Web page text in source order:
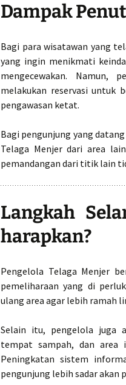
Dampak
Bagi para wisatawan yang
yang ingin menikmati
mengecewakan. Namun,
melakukan reservasi untuk
pengawasan ketat.
Bagi pengunjung yang
Telaga Menjer dari area
pemandangan dari titik lain
Langkah
harapkan?
Pengelola Telaga Menjer
pemeliharaan yang di
ulang area agar lebih ramah
Selain itu, pengelola juga
tempat sampah, dan area
Peningkatan sistem
pengunjung lebih sadar akan